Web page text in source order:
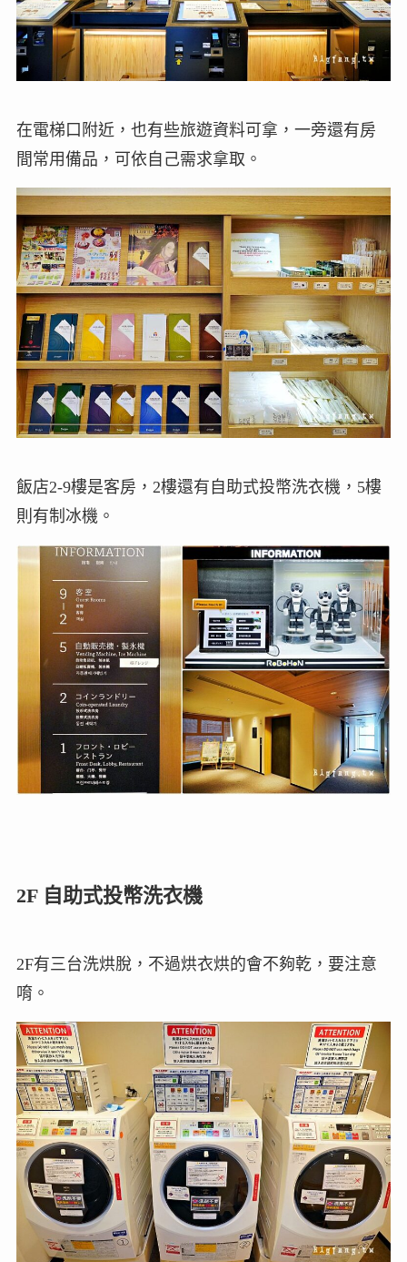
在電梯口附近，也有些旅遊資料可拿，一旁還有房
間常用備品，可依自己需求拿取。
飯店2-9樓是客房，2樓還有自助式投幣洗衣機，5樓
則有制冰機。
2F 自助式投幣洗衣機
2F有三台洗烘脫，不過烘衣烘的會不夠乾，要注意
唷。